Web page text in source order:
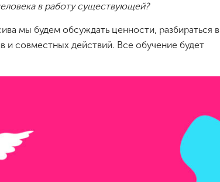
в работу существующей?
мы будем обсуждать ценности, разбираться в
и совместных действий. Все обучение будет